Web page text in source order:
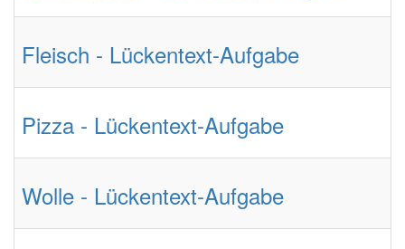
Fleisch - Lückentext-Aufgabe
Pizza - Lückentext-Aufgabe
Wolle - Lückentext-Aufgabe